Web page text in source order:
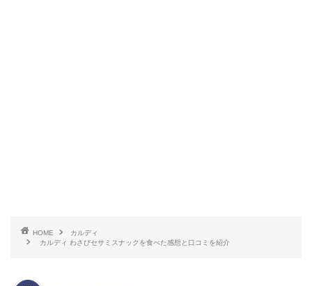
HOME
カルディ
カルディ わさびセサミスナックを食べた感想と口コミを紹介